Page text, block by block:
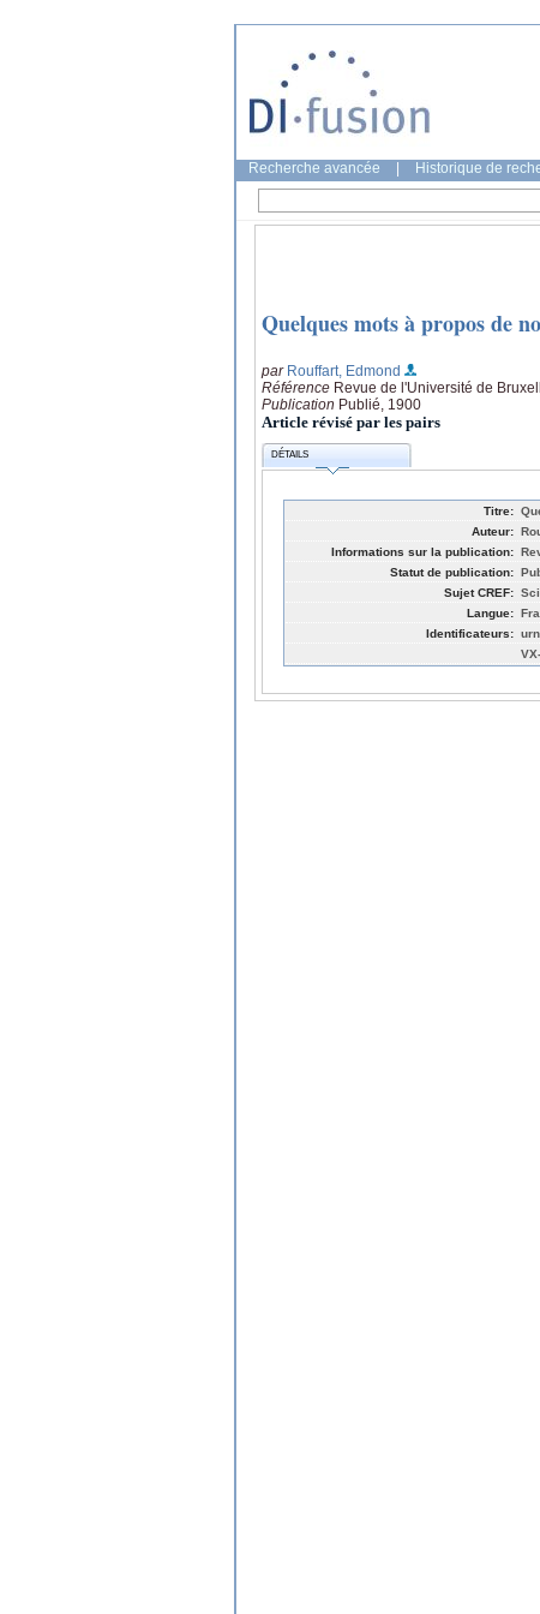
Recherche avancée Historique de
Quelques mots à propos de
par Rouffart, Edmond
Référence Revue de l'Université de
Publication Publié, 1900
Article révisé par les pairs
DÉTAILS
Titre:
Auteur:
Informations sur la publication:
Statut de publication:
Sujet CREF:
Langue:
Identificateurs: